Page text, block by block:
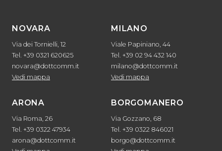
NOVARA
Via dei Tornielli, 12
Tel. +39 0321 620625
novara@dottcomm.it
Vedi mappa
MILANO
Viale Papiniano, 44
Tel. +39 02 94 432 140
milano@dottcomm.it
Vedi mappa
ARONA
Via Roma, 26
Tel. +39 0322 47934
arona@dottcomm.it
BORGOMANERO
Via Gozzano, 68
Tel. +39 0322 846021
borgo@dottcomm.it